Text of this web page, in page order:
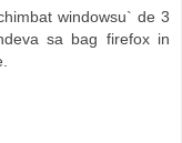
windowsu` de 3
sa bag firefox in